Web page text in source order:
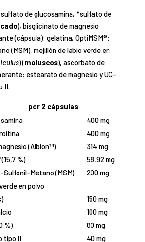
de glucosamina, *sulfato de
), bisglicinato de magnesio
(cápsula): gelatina, OptiMSM®:
(MSM), mejillón de labio verde en
) (moluscos), ascorbato de
estearato de magnesio y UC-
II.
por 2 cápsulas
400 mg
400 mg
(Albion™)
314 mg
%)
58,92 mg
Sulfonil-Metano (MSM)
200 mg
en polvo
150 mg
100 mg
%)
80 mg
tipo II
40 mg